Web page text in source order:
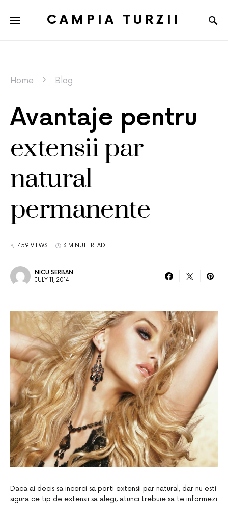
CAMPIA TURZII
Home Blog
Avantaje pentru
extensii par
natural
permanente
459 VIEWS 3 MINUTE READ
NICU SERBAN
JULY 11, 2014
Daca ai decis sa incerci sa porti extensii par natural, dar nu esti
sigura ce tip de extensii sa alegi, atunci trebuie sa te informezi